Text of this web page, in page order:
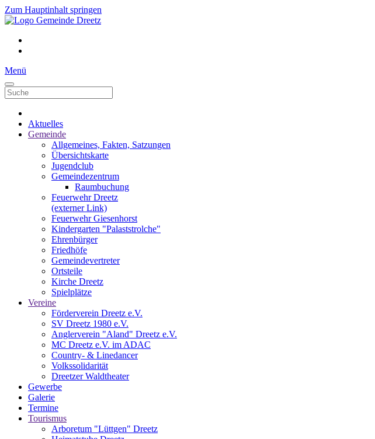
Zum Hauptinhalt springen
Menü
Aktuelles
Gemeinde
Allgemeines, Fakten, Satzungen
Übersichtskarte
Jugendclub
Gemeindezentrum
Raumbuchung
Feuerwehr Dreetz
(externer Link)
Feuerwehr Giesenhorst
Kindergarten "Palaststrolche"
Ehrenbürger
Friedhöfe
Gemeindevertreter
Ortsteile
Kirche Dreetz
Spielplätze
Vereine
Förderverein Dreetz e.V.
SV Dreetz 1980 e.V.
Anglerverein "Aland" Dreetz e.V.
MC Dreetz e.V. im ADAC
Country- & Linedancer
Volkssolidarität
Dreetzer Waldtheater
Gewerbe
Galerie
Termine
Tourismus
Arboretum "Lüttgen" Dreetz